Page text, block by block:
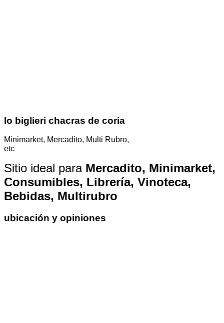
lo biglieri chacras de coria
Minimarket, Mercadito, Multi Rubro,
etc
Sitio ideal para Mercadito, Minimarket,
Consumibles, Librería, Vinoteca,
Bebidas, Multirubro
ubicación y opiniones